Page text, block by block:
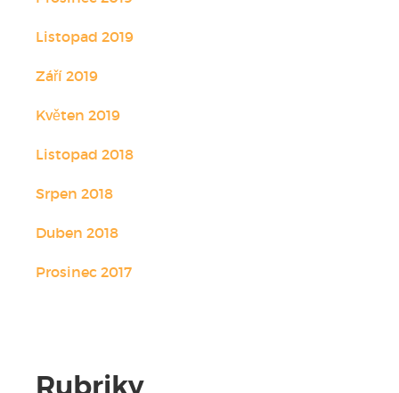
Listopad 2019
Září 2019
Květen 2019
Listopad 2018
Srpen 2018
Duben 2018
Prosinec 2017